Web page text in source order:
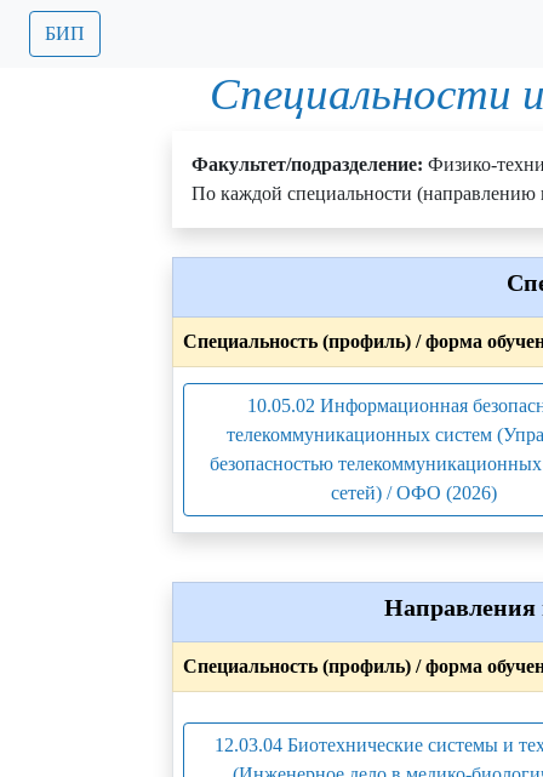
БИП
Специальности
Факультет/подразделение: Физико-
По каждой специальности (направлению
Специальность (профиль) / форма
10.05.02 Информационная
телекоммуникационных систем
безопасностью
сетей) / ОФО (2026)
Направления
Специальность (профиль) / форма
12.03.04 Биотехнические системы и